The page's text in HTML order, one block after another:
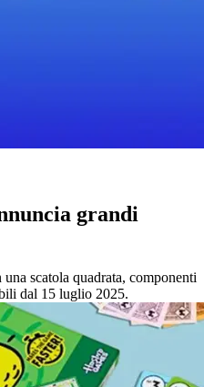
grandi
scatola quadrata, componenti
dal 15 luglio 2025.